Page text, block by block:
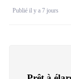
Publié il y a 7 jours